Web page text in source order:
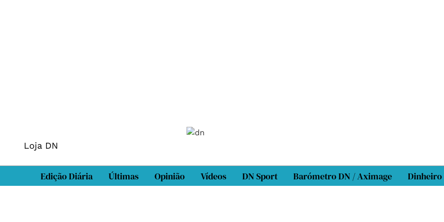
Loja DN
Edição Diária Últimas Opinião Vídeos DN Sport Barómetro DN / Aximage Dinheiro